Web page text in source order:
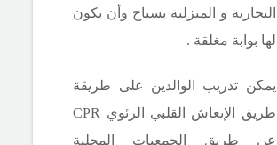
التجارية و المنزلية بسياج وأن يكون
لها بوابة مغلقة .
يمكن تدريب الوالدين على طريقة
طريق الإنعاش القلبي الرئوي CPR
عن طريق الجمعيات المحلية